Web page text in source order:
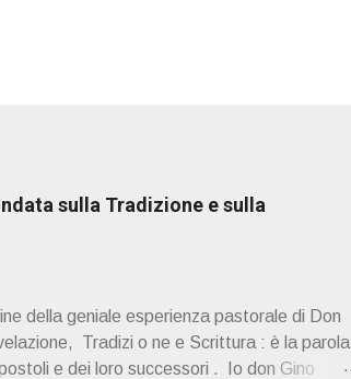
sulla Tradizione e sulla
della geniale esperienza pastorale di Don
Tradizi o ne e Scrittura : è la parola
e dei loro successori . Io don Gino